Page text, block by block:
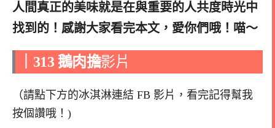
人間真正的美味就是在與重要的人共度時光中
找到的！感謝大家看完本文，愛你們哦！喵～
313 鵝肉擔影片
（請點下方的冰淇淋連結 FB 影片，看完記得幫我
按個讚哦！)